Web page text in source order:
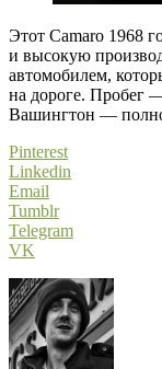
Этот Camaro 1968
и высокую
автомобилем,
на дороге. Пробег
Вашингтон —
Pinterest
Linkedin
Email
Tumblr
Telegram
VK